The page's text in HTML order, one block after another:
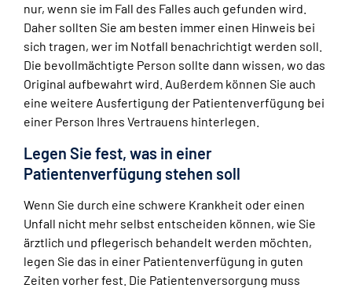
nur, wenn sie im Fall des Falles auch gefunden wird.
Daher sollten Sie am besten immer einen Hinweis bei
sich tragen, wer im Notfall benachrichtigt werden soll.
Die bevollmächtigte Person sollte dann wissen, wo das
Original aufbewahrt wird. Außerdem können Sie auch
eine weitere Ausfertigung der Patientenverfügung bei
einer Person Ihres Vertrauens hinterlegen.
Legen Sie fest, was in einer
Patientenverfügung stehen soll
Wenn Sie durch eine schwere Krankheit oder einen
Unfall nicht mehr selbst entscheiden können, wie Sie
ärztlich und pflegerisch behandelt werden möchten,
legen Sie das in einer Patientenverfügung in guten
Zeiten vorher fest. Die Patientenversorgung muss